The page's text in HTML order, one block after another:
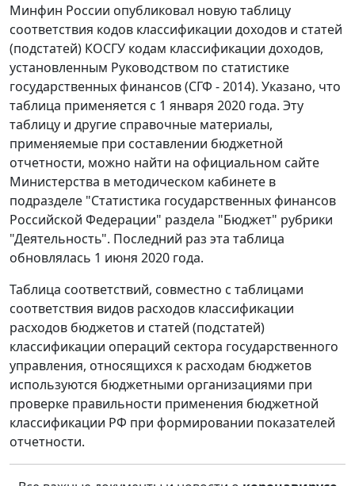
Минфин России опубликовал новую таблицу
соответствия кодов классификации доходов и статей
(подстатей) КОСГУ кодам классификации доходов,
установленным Руководством по статистике
государственных финансов (СГФ - 2014). Указано, что
таблица применяется с 1 января 2020 года. Эту
таблицу и другие справочные материалы,
применяемые при составлении бюджетной
отчетности, можно найти на официальном сайте
Министерства в методическом кабинете в
подразделе "Статистика государственных финансов
Российской Федерации" раздела "Бюджет" рубрики
"Деятельность". Последний раз эта таблица
обновлялась 1 июня 2020 года.
Таблица соответствий, совместно с таблицами
соответствия видов расходов классификации
расходов бюджетов и статей (подстатей)
классификации операций сектора государственного
управления, относящихся к расходам бюджетов
используются бюджетными организациями при
проверке правильности применения бюджетной
классификации РФ при формировании показателей
отчетности.